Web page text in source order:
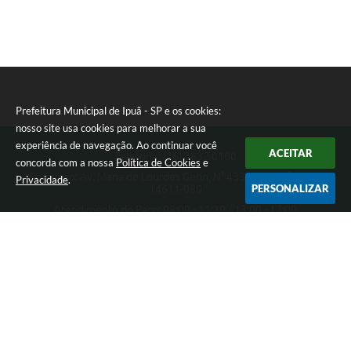
Prefeitura Municipal de Ipuã - SP e os cookies:
nosso site usa cookies para melhorar a sua
experiência de navegação. Ao continuar você
concorda com a nossa Política de Cookies e
Privacidade.
ACEITAR
PERSONALIZAR
Telefone: (16) 3832 0100
Endereço: Av. Maria de Lourdes Gerin, N° 433 - Pampuã | CEP:
Atendimento do Paço: 08:00 - 11:30 / 13:00 - 17:00